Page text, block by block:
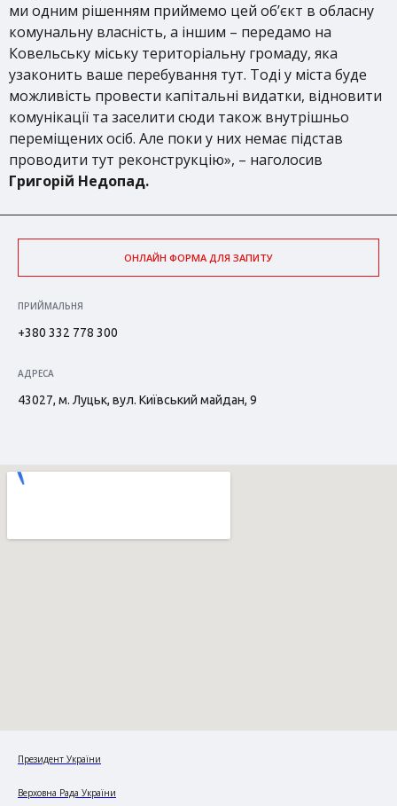
ми одним рішенням приймемо цей об’єкт в обласну
комунальну власність, а іншим – передамо на
Ковельську міську територіальну громаду, яка
узаконить ваше перебування тут. Тоді у міста буде
можливість провести капітальні видатки, відновити
комунікації та заселити сюди також внутрішньо
переміщених осіб. Але поки у них немає підстав
проводити тут реконструкцію», – наголосив
Григорій Недопад.
ОНЛАЙН ФОРМА ДЛЯ ЗАПИТУ
ПРИЙМАЛЬНЯ
+380 332 778 300
АДРЕСА
43027, м. Луцьк, вул. Київський майдан, 9
Президент України
Верховна Рада України